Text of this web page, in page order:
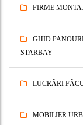
FIRME
GHID
STARBAY
LUCRĂRI
MOBILIER